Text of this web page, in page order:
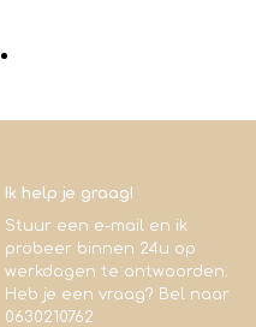
Ik help je graag!
Stuur een e-mail en ik
probeer binnen 24u op
werkdagen te antwoorden.
Heb je een vraag? Bel naar
0630210762